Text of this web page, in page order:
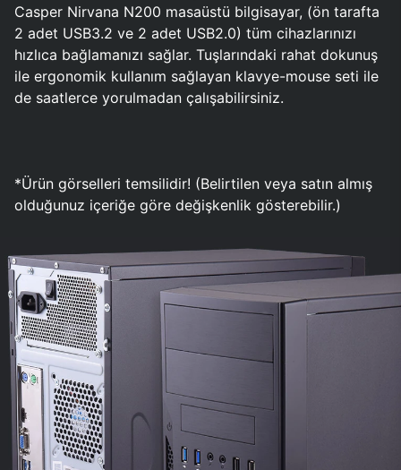
Casper Nirvana N200 masaüstü bilgisayar, (ön tarafta
2 adet USB3.2 ve 2 adet USB2.0) tüm cihazlarınızı
hızlıca bağlamanızı sağlar. Tuşlarındaki rahat dokunuş
ile ergonomik kullanım sağlayan klavye-mouse seti ile
de saatlerce yorulmadan çalışabilirsiniz.
*Ürün görselleri temsilidir! (Belirtilen veya satın almış
olduğunuz içeriğe göre değişkenlik gösterebilir.)